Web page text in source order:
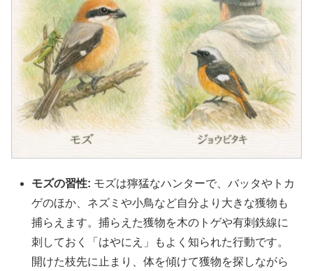
モズの習性: モズは獰猛なハンターで、バッタやトカ
ゲのほか、ネズミや小鳥など自分より大きな獲物も
捕らえます。捕らえた獲物を木のトゲや有刺鉄線に
刺しておく「はやにえ」もよく知られた行動です。
開けた枝先に止まり、体を傾けて獲物を探しながら